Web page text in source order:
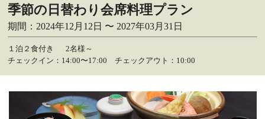
季節の日替わり会席料理プラン
期間：2024年12月12日 〜 2027年03月31日
１泊２食付き
2名様～
チェックイン：14:00〜17:00 チェックアウト：10:00